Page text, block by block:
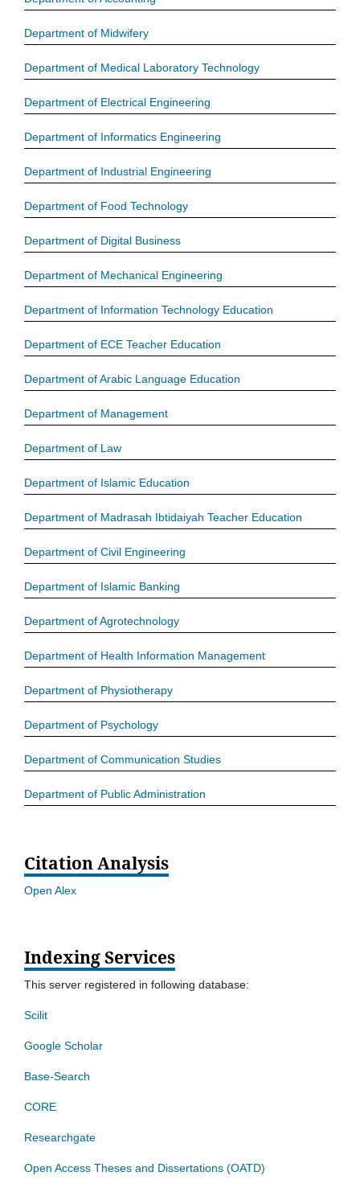
Department of Midwifery
Department of Medical Laboratory Technology
Department of Electrical Engineering
Department of Informatics Engineering
Department of Industrial Engineering
Department of Food Technology
Department of Digital Business
Department of Mechanical Engineering
Department of Information Technology Education
Department of ECE Teacher Education
Department of Arabic Language Education
Department of Management
Department of Law
Department of Islamic Education
Department of Madrasah Ibtidaiyah Teacher Education
Department of Civil Engineering
Department of Islamic Banking
Department of Agrotechnology
Department of Health Information Management
Department of Physiotherapy
Department of Psychology
Department of Communication Studies
Department of Public Administration
Citation Analysis
Open Alex
Indexing Services
This server registered in following database:
Scilit
Google Scholar
Base-Search
CORE
Researchgate
Open Access Theses and Dissertations (OATD)